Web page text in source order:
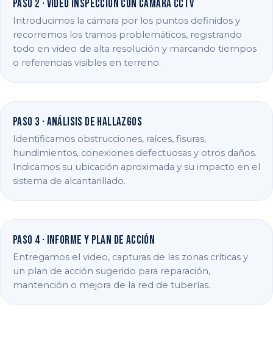
Paso 2 · Video inspección con cámara CCTV
Introducimos la cámara por los puntos definidos y
recorremos los tramos problemáticos, registrando
todo en video de alta resolución y marcando tiempos
o referencias visibles en terreno.
Paso 3 · Análisis de hallazgos
Identificamos obstrucciones, raíces, fisuras,
hundimientos, conexiones defectuosas y otros daños.
Indicamos su ubicación aproximada y su impacto en el
sistema de alcantarillado.
Paso 4 · Informe y plan de acción
Entregamos el video, capturas de las zonas críticas y
un plan de acción sugerido para reparación,
mantención o mejora de la red de tuberías.